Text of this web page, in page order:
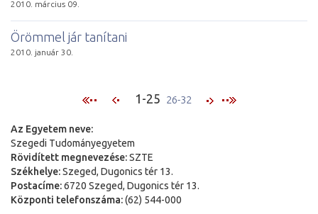
2010. március 09.
Öröm­mel jár ta­ní­ta­ni
2010. január 30.
1-25 26-32
Az Egyetem neve:
Szegedi Tudományegyetem
Rövidített megnevezése:SZTE
Székhelye:Szeged, Dugonics tér 13.
Postacíme:6720 Szeged, Dugonics tér 13.
Központi telefonszáma:(62) 544-000